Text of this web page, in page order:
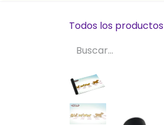
Todos los productos